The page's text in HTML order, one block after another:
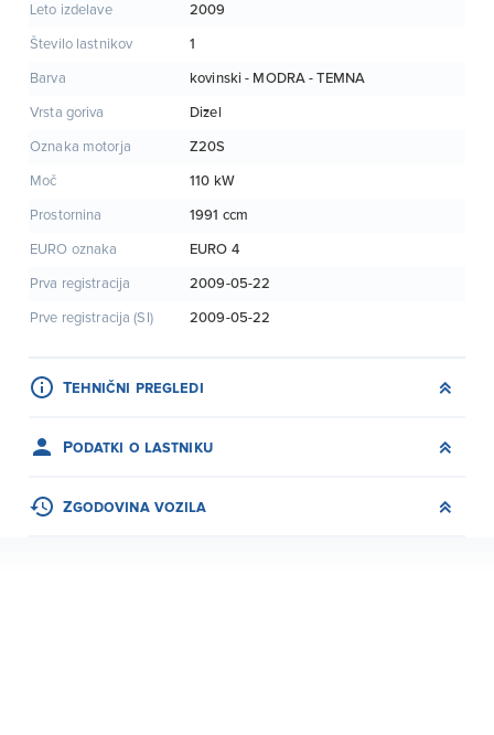
Leto izdelave 2009
Število lastnikov 1
Barva kovinski - MODRA - TEMNA
Vrsta goriva Dizel
Oznaka motorja Z20S
Moč 110 kW
Prostornina 1991 ccm
EURO oznaka EURO 4
Prva registracija 2009-05-22
Prve registracija (SI) 2009-05-22
Tehnični pregledi
Podatki o lastniku
Zgodovina vozila